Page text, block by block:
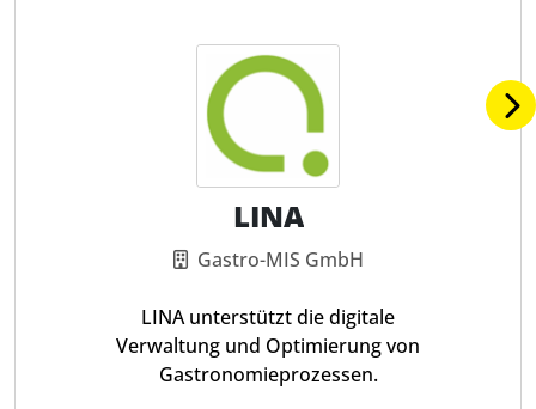
LINA
Gastro-MIS GmbH
LINA unterstützt die digitale
Verwaltung und Optimierung von
Gastronomieprozessen.